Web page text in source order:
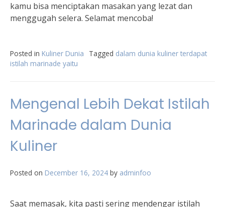
kamu bisa menciptakan masakan yang lezat dan
menggugah selera. Selamat mencoba!
Posted in Kuliner Dunia Tagged dalam dunia kuliner terdapat
istilah marinade yaitu
Mengenal Lebih Dekat Istilah
Marinade dalam Dunia
Kuliner
Posted on December 16, 2024 by adminfoo
Saat memasak, kita pasti sering mendengar istilah